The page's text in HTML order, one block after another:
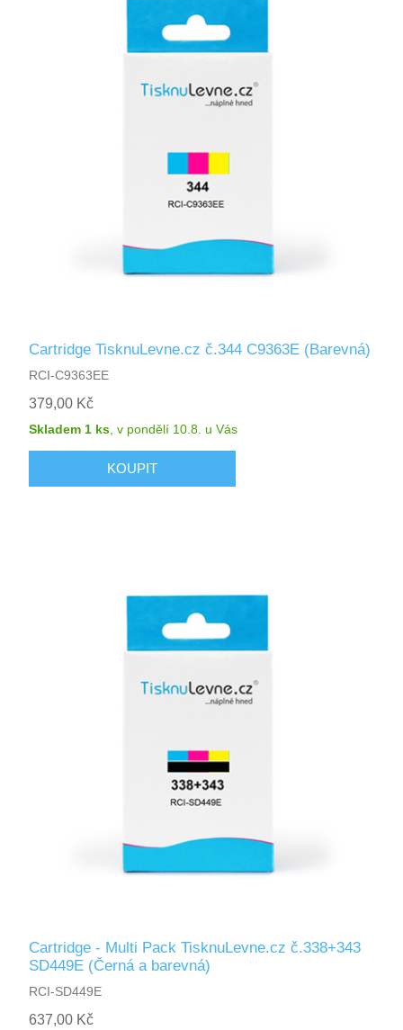
Cartridge TisknuLevne.cz č.344 C9363E (Barevná)
RCI-C9363EE
379,00 Kč
Skladem 1 ks ,v pondělí 10.8. u Vás
Cartridge - Multi Pack TisknuLevne.cz č.338+343
SD449E (Černá a barevná)
RCI-SD449E
637,00 Kč